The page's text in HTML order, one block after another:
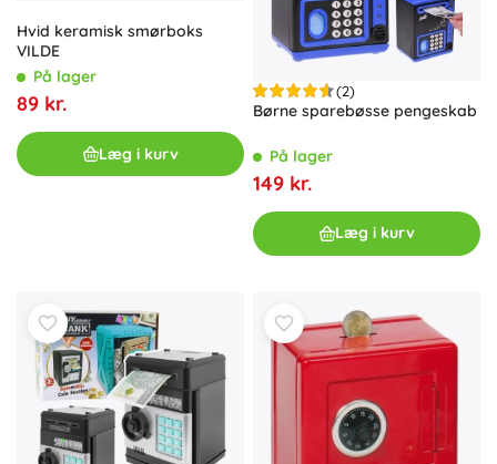
Hvid keramisk smørboks
VILDE
På lager
89 kr.
Læg i kurv
(2)
Børne sparebøsse pengeskab
På lager
149 kr.
Læg i kurv